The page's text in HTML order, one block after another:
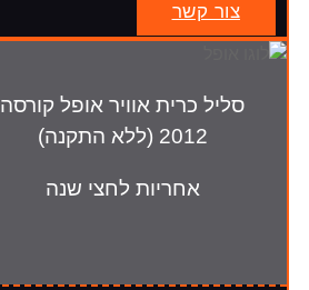
צור קשר
סליל כרית אוויר אופל קורסה
2012 (ללא התקנה)
אחריות לחצי שנה